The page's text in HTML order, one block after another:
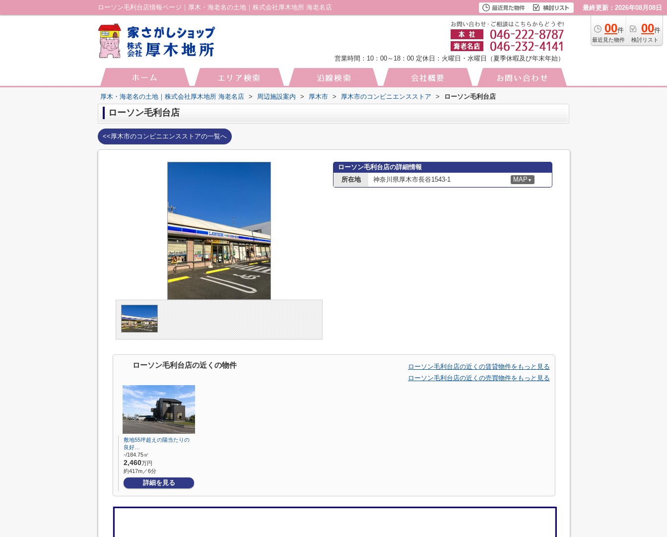
ローソン毛利台店情報ページ｜厚木・海老名の土地｜株式会社厚木地所 海老名店 最終更新：2026年08月08日
00件
最近見た物件
00件
検討リスト
営業時間：10：00～18：00 定休日：火曜日・水曜日（夏季休暇及び年末年始）
厚木・海老名の土地｜株式会社厚木地所 海老名店 > 周辺施設案内 > 厚木市 > 厚木市のコンビニエンスストア > ローソン毛利台店
ローソン毛利台店
<<厚木市のコンビニエンスストアの一覧へ
ローソン毛利台店の詳細情報
所在地
神奈川県厚木市長谷1543-1 MAP ▼
ローソン毛利台店の近くの物件
ローソン毛利台店の近くの賃貸物件をもっと見る
ローソン毛利台店の近くの売買物件をもっと見る
敷地55坪超えの陽当たりの
良好…
-/184.75㎡
2,460万円
約417m／6分
詳細を見る